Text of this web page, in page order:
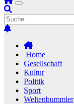
Home
Gesellschaft
Kultur
Politik
Sport
Weltenbummler